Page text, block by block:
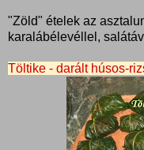
"Zöld" ételek az
karalábélevéllel,
Töltike - darált húsos-